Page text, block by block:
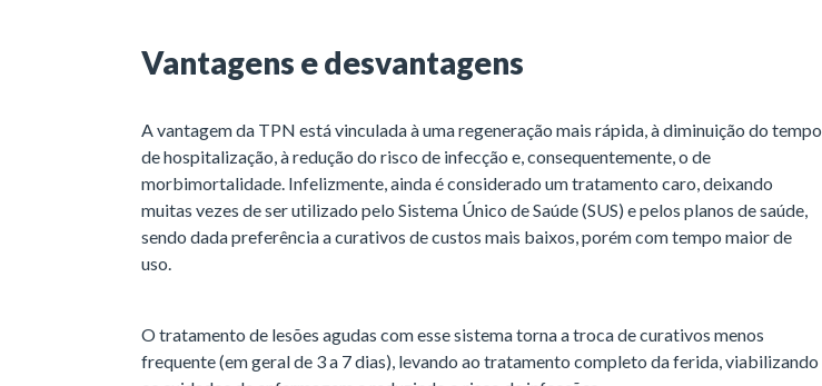
Vantagens e desvantagens
A vantagem da TPN está vinculada à uma regeneração mais rápida, à diminuição do tempo
de hospitalização, à redução do risco de infecção e, consequentemente, o de
morbimortalidade. Infelizmente, ainda é considerado um tratamento caro, deixando
muitas vezes de ser utilizado pelo Sistema Único de Saúde (SUS) e pelos planos de saúde,
sendo dada preferência a curativos de custos mais baixos, porém com tempo maior de
uso.
O tratamento de lesões agudas com esse sistema torna a troca de curativos menos
frequente (em geral de 3 a 7 dias), levando ao tratamento completo da ferida, viabilizando